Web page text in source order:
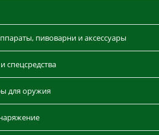
пивоварни и аксессуары
спецсредства
для оружия